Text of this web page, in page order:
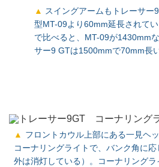
スイングアームもトレーサー
型MT-09より60mm延長されて
で比べると、MT-09が1430mm
サー9 GTは1500mmで70mm長い
フロントカウル上部にある一見ヘ
コーナリングライトで、バンク角に
外は消灯している）。コーナリング